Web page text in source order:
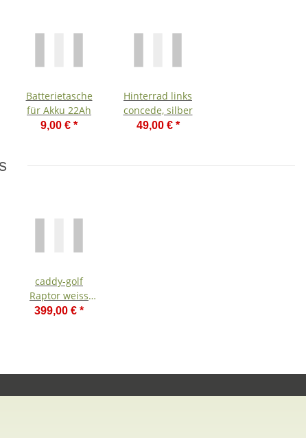
Batterietasche
für Akku 22Ah
9,00 € *
Hinterrad links
concede, silber
49,00 € *
caddy-golf
Raptor weiss
Elektro Golf
399,00 € *